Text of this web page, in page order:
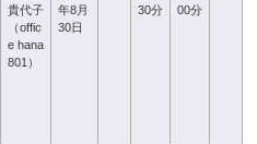
貴代子
（offic
e hana
801）
年8月
30日
30分
00分